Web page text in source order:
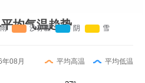
均气温趋势
08月 平均高温 平均低温